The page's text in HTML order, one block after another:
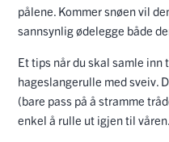
pålene. Kommer snøen vil
sannsynlig ødelegge både
Et tips når du skal samle inn
hageslangerulle med sveiv.
(bare pass på å stramme
enkel å rulle ut igjen til våren.